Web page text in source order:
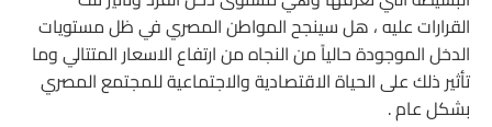
القرارات عليه ، هل سينجح المواطن المصري في ظل مستويات
الدخل الموجودة حالياً من النجاه من ارتفاع الاسعار المتتالي وما
تأثير ذلك على الحياة الاقتصادية والاجتماعية للمجتمع المصري
بشكل عام .